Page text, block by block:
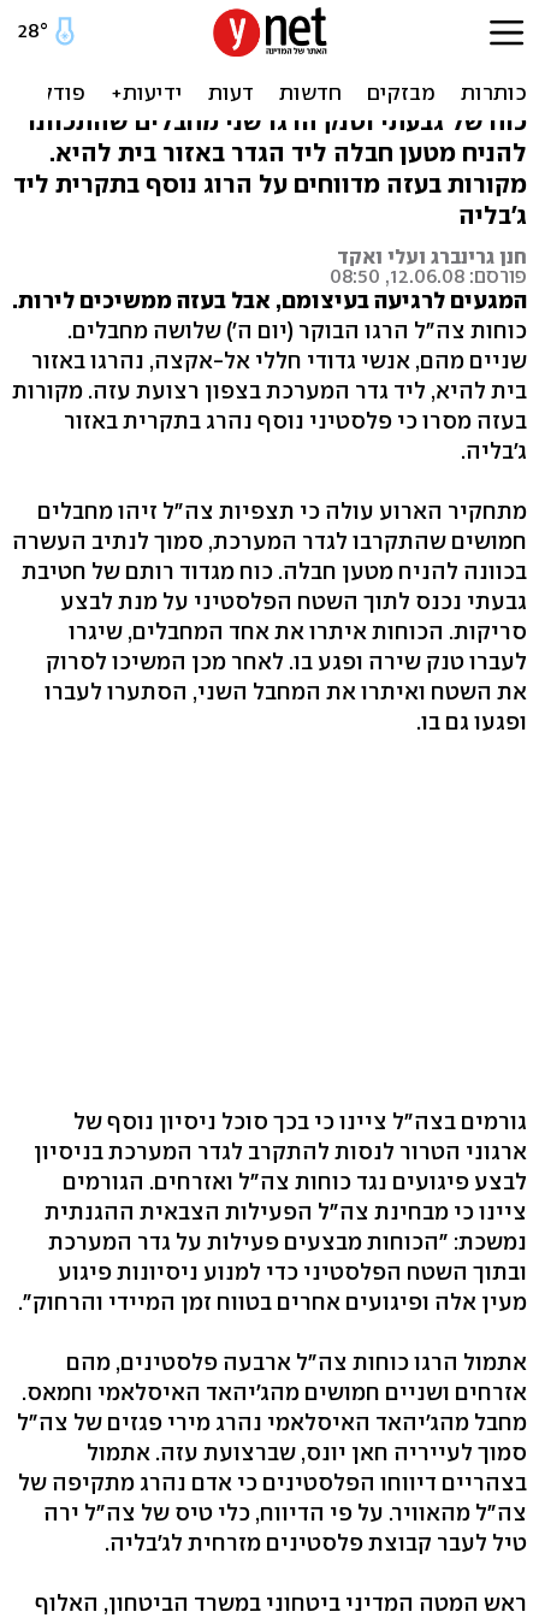
צה"ל הרג שלושה מחבלים
ברצועת עזה
כוח של גבעתי וטנק הרגו שני מחבלים שהתכוונו
להניח מטען חבלה ליד הגדר באזור בית להיא.
מקורות בעזה מדווחים על הרוג נוסף בתקרית ליד
ג'בליה
חנן גרינברג ועלי ואקד
פורסם: 12.06.08, 08:50
המגעים לרגיעה בעיצומם, אבל בעזה ממשיכים לירות.
כוחות צה"ל הרגו הבוקר (יום ה') שלושה מחבלים.
שניים מהם, אנשי גדודי חללי אל-אקצה, נהרגו באזור
בית להיא, ליד גדר המערכת בצפון רצועת עזה. מקורות
בעזה מסרו כי פלסטיני נוסף נהרג בתקרית באזור
ג'בליה.
מתחקיר הארוע עולה כי תצפיות צה"ל זיהו מחבלים
חמושים שהתקרבו לגדר המערכת, סמוך לנתיב העשרה
בכוונה להניח מטען חבלה. כוח מגדוד רותם של חטיבת
גבעתי נכנס לתוך השטח הפלסטיני על מנת לבצע
סריקות. הכוחות איתרו את אחד המחבלים, שיגרו
לעברו טנק שירה ופגע בו. לאחר מכן המשיכו לסרוק
את השטח ואיתרו את המחבל השני, הסתערו לעברו
ופגעו גם בו.
גורמים בצה"ל ציינו כי בכך סוכל ניסיון נוסף של
ארגוני הטרור לנסות להתקרב לגדר המערכת בניסיון
לבצע פיגועים נגד כוחות צה"ל ואזרחים. הגורמים
ציינו כי מבחינת צה"ל הפעילות הצבאית ההגנתית
נמשכת: "הכוחות מבצעים פעילות על גדר המערכת
ובתוך השטח הפלסטיני כדי למנוע ניסיונות פיגוע
מעין אלה ופיגועים אחרים בטווח זמן המיידי והרחוק".
אתמול הרגו כוחות צה"ל ארבעה פלסטינים, מהם
אזרחים ושניים חמושים מהג'יהאד האיסלאמי וחמאס.
מחבל מהג'יהאד האיסלאמי נהרג מירי פגזים של צה"ל
סמוך לעייריה חאן יונס, שברצועת עזה. אתמול
בצהריים דיווחו הפלסטינים כי אדם נהרג מתקיפה של
צה"ל מהאוויר. על פי הדיווח, כלי טיס של צה"ל ירה
טיל לעבר קבוצת פלסטינים מזרחית לג'בליה.
ראש המטה המדיני ביטחוני במשרד הביטחון, האלוף